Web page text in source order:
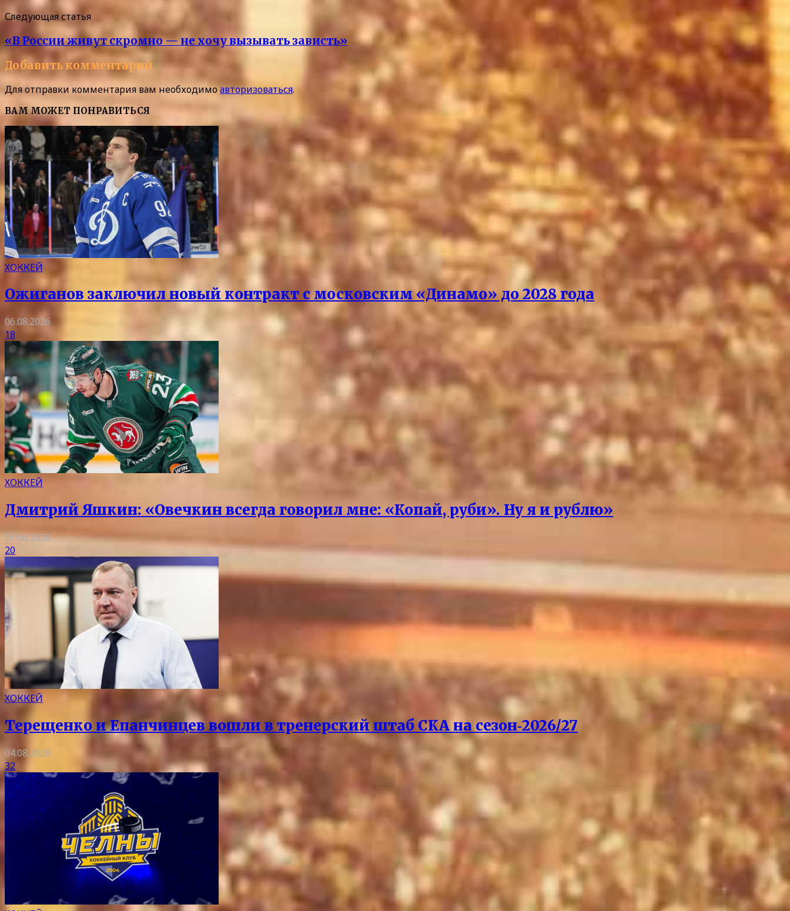
Следующая статья
«В России живут скромно — не хочу вызывать зависть»
Добавить комментарий
Для отправки комментария вам необходимоавторизоваться.
ВАМ МОЖЕТ ПОНРАВИТЬСЯ
ХОККЕЙ
Ожиганов заключил новый контракт с московским «Динамо» до 2028 года
06.08.2026
18
ХОККЕЙ
Дмитрий Яшкин: «Овечкин всегда говорил мне: «Копай, руби». Ну я и рублю»
06.08.2026
20
ХОККЕЙ
Терещенко и Епанчинцев вошли в тренерский штаб СКА на сезон‑2026/27
04.08.2026
32